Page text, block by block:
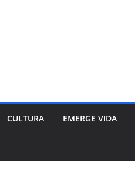
CULTURA EMERGE VIDA